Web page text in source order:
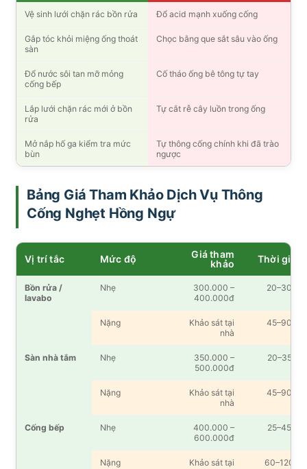
Vệ sinh lưới chặn rác bồn rửa Đổ acid mạnh xuống cống
Gắp tóc khỏi miệng ống thoát
sàn
Chọc bằng que sắt sâu vào ống
Đổ nước sôi tan mỡ mỏng
cống bếp
Cố tháo ống bê tông tự tay
Lắp lưới chặn rác mới ở bồn
rửa
Tự cắt rễ cây luồn trong ống
Mở nắp hố ga kiểm tra mức
bùn
Tự thông cống chính khi đã trào
ngược
Bảng Giá Tham Khảo Dịch Vụ Thông
Cống Nghẹt Hồng Ngự
Vị trí tắc Mức độ
Giá tham
khảo
Thời gian
Bồn rửa /
lavabo
Nhẹ
300.000 –
400.000đ
20–30′
Nặng
Khảo sát tại
nhà
45–90′
Sàn nhà tắm Nhẹ
350.000 –
500.000đ
20–35′
Nặng
Khảo sát tại
nhà
45–90′
Cống bếp Nhẹ
400.000 –
600.000đ
25–45′
Nặng
Khảo sát tại
60–120′